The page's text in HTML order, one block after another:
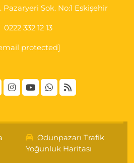
Sok. No:1 Eskişehir
0222 332 12 13
protected]
Odunpazarı Trafik
Yoğunluk Haritası